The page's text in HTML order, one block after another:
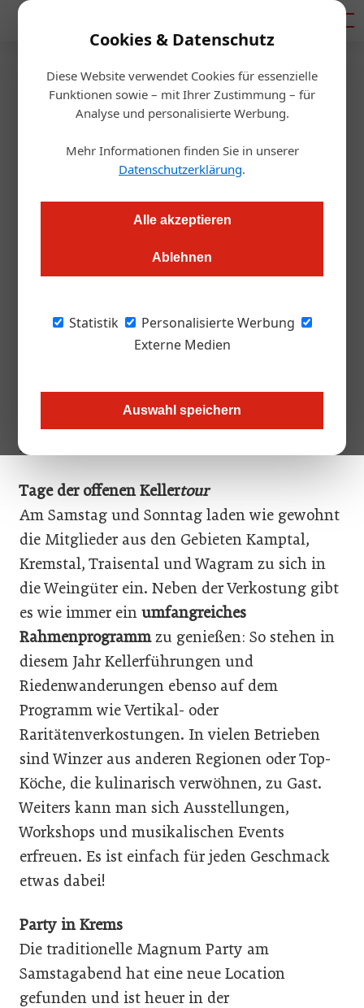
Cookies & Datenschutz
Diese Website verwendet Cookies für essenzielle
Funktionen sowie – mit Ihrer Zustimmung – für
Analyse und personalisierte Werbung.
Mehr Informationen finden Sie in unserer
Datenschutzerklärung.
Alle akzeptieren
Ablehnen
Statistik
Personalisierte Werbung
Externe Medien
Auswahl speichern
Startseite/Handel & Hersteller
Weinfestival
Jubiläum: 30. Tour de Vin
03.05.2024, 11:26 Uhr
Traditionsweingüter (ÖTW) von 3. bis 5. Mai 2024: Sie findet
zum 30. Mal statt! Und das bringt auch einige Neuigkeiten mit
Den Auftakt bildet eine Weindegustation am
Weingüter aus der Thermenregion, Wien und
Carnuntum präsentieren ihre Orts- und
Lagenweine in prächtigem Ambiente.
Tage der offenen Kellertour
Am Samstag und Sonntag laden wie gewohnt
die Mitglieder aus den Gebieten Kamptal,
Kremstal, Traisental und Wagram zu sich in
die Weingüter ein. Neben der Verkostung gibt
es wie immer ein umfangreiches
Rahmenprogrammzu genießen: So stehen in
diesem Jahr Kellerführungen und
Riedenwanderungen ebenso auf dem
Programm wie Vertikal- oder
Raritätenverkostungen. In vielen Betrieben
sind Winzer aus anderen Regionen oder Top-
Köche, die kulinarisch verwöhnen, zu Gast.
Weiters kann man sich Ausstellungen,
Workshops und musikalischen Events
erfreuen. Es ist einfach für jeden Geschmack
etwas dabei!
Party in Krems
Die traditionelle Magnum Party am
Samstagabend hat eine neue Location
gefunden und ist heuer in der